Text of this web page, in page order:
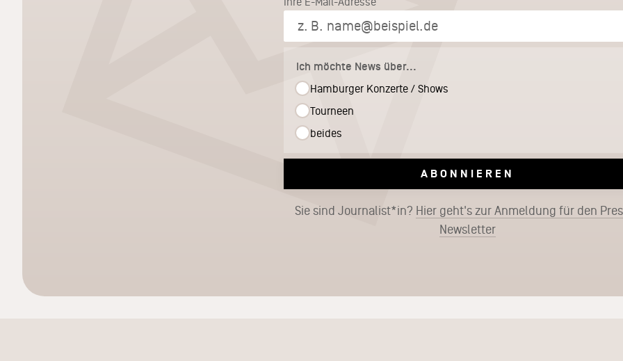
Ich möchte News über...
Hamburger Konzerte / Shows
Tourneen
beides
ABONNIEREN
Sie sind Journalist*in? Hier geht's zur Anmeldung für den
Newsletter